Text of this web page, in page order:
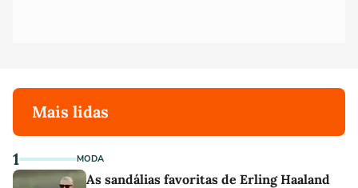
Mais lidas
1 MODA
As sandálias favoritas de Erling Haaland